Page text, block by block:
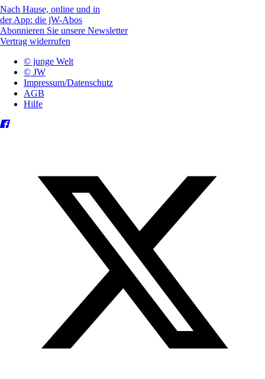
Nach Hause, online und in
der App: die jW-Abos
Abonnieren Sie unsere Newsletter
Vertrag widerrufen
© junge Welt
© JW
Impressum/Datenschutz
AGB
Hilfe